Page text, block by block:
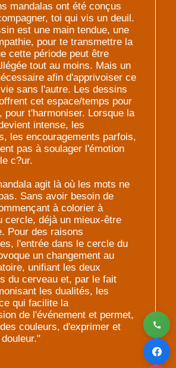
mandalas ont été conçus
toi qui vis un deuil.
est une main tendue, une
pour te transmettre la
cette période peut être
tout au moins. Mais un
afin d'apprivoiser ce
sans l'autre. Les dessins
cet espace/temps pour
pour t'harmoniser. Lorsque la
intense, les
les encouragements parfois,
pas à soulager l'émotion
c?ur.
agit là où les mots ne
Sans avoir besoin de
à colorier à
cercle, déjà un mieux-être
Pour des raisons
l'entrée dans le cercle du
un changement au
unifiant les deux
du cerveau et, par le fait
les dualités, les
qui facilite la
de l'événement et permet,
couleurs, d'exprimer et